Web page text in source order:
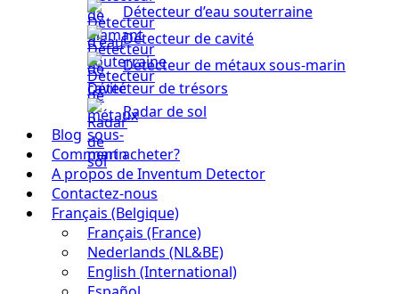
Détecteur d’eau souterraine
Détecteur de cavité
Détecteur de métaux sous-marin
Détecteur de trésors
Radar de sol
Blog
Comment acheter?
A propos de Inventum Detector
Contactez-nous
Français (Belgique)
Français (France)
Nederlands (NL&BE)
English (International)